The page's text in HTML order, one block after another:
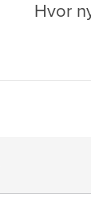
Hvor